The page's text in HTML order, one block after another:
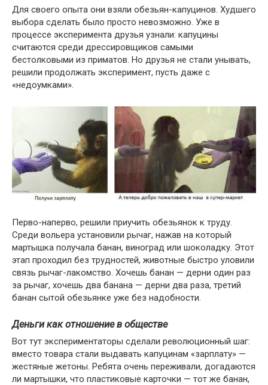
Для своего опыта они взяли обезьян-капуцинов. Худшего
выбора сделать было просто невозможно. Уже в
процессе эксперимента друзья узнали: капуцины
считаются среди дрессировщиков самыми
бестолковыми из приматов. Но друзья не стали унывать,
решили продолжать эксперимент, пусть даже с
«недоумками».
Перво-наперво, решили приучить обезьянок к труду.
Среди вольера установили рычаг, нажав на который
мартышка получала банан, виноград или шоколадку. Этот
этап проходил без трудностей, животные быстро уловили
связь рычаг-лакомство. Хочешь банан — дерни один раз
за рычаг, хочешь два банана — дерни два раза, третий
банан сытой обезьянке уже без надобности.
Деньги как отношение в обществе
Вот тут экспериментаторы сделали революционный шаг:
вместо товара стали выдавать капуцинам «зарплату» —
жестяные жетоны. Ребята очень переживали, догадаются
ли мартышки, что пластиковые карточки — тот же банан,